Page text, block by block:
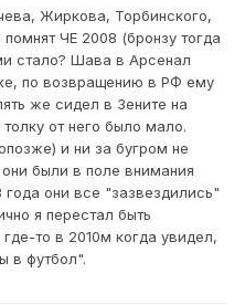
Жиркова, Торбинского,
ЧЕ 2008 (бронзу тогда
стало? Шава в Арсенал
по возвращению в РФ ему
же сидел в Зените на
от него было мало.
и ни за бугром не
были в поле внимания
они все "зазвездились"
я перестал быть
то в 2010м когда увидел,
в футбол".